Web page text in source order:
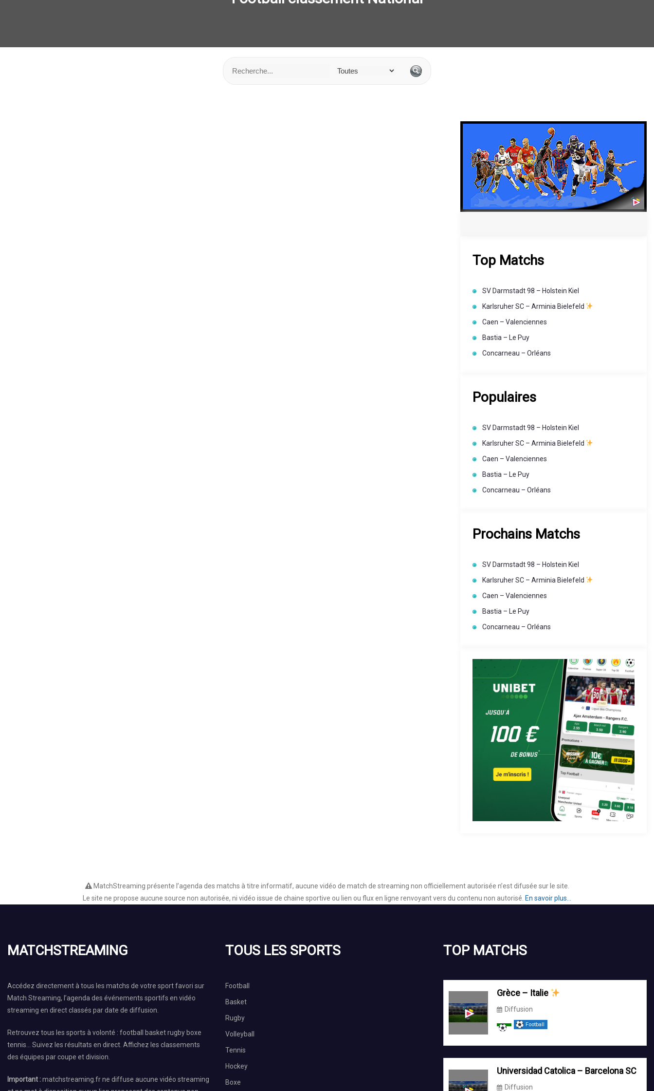
Top Matchs
SV Darmstadt 98 – Holstein Kiel
Karlsruher SC – Arminia Bielefeld
Caen – Valenciennes
Bastia – Le Puy
Concarneau – Orléans
Populaires
SV Darmstadt 98 – Holstein Kiel
Karlsruher SC – Arminia Bielefeld
Caen – Valenciennes
Bastia – Le Puy
Concarneau – Orléans
Prochains Matchs
SV Darmstadt 98 – Holstein Kiel
Karlsruher SC – Arminia Bielefeld
Caen – Valenciennes
Bastia – Le Puy
Concarneau – Orléans
MatchStreaming présente l’agenda des matchs à titre informatif, aucune vidéo de match de streaming non officiellement autorisée n’est difusée sur le site.
Le site ne propose aucune source non autorisée, ni vidéo issue de chaine sportive ou lien ou flux en ligne renvoyant vers du contenu non autorisé. En savoir plus...
MATCHSTREAMING
Accédez directement à tous les matchs de votre sport favori sur
Match Streaming, l’agenda des événements sportifs en vidéo
streaming en direct classés par date de diffusion.
Retrouvez tous les sports à volonté : football basket rugby boxe
tennis… Suivez les résultats en direct. Affichez les classements
des équipes par coupe et division.
Important :matchstreaming.fr ne diffuse aucune vidéo streaming
TOUS LES SPORTS
Football
Basket
Rugby
Volleyball
Tennis
Hockey
Boxe
TOP MATCHS
Grèce – Italie
Diffusion
Football
Universidad Catolica – Barcelona SC
Diffusion